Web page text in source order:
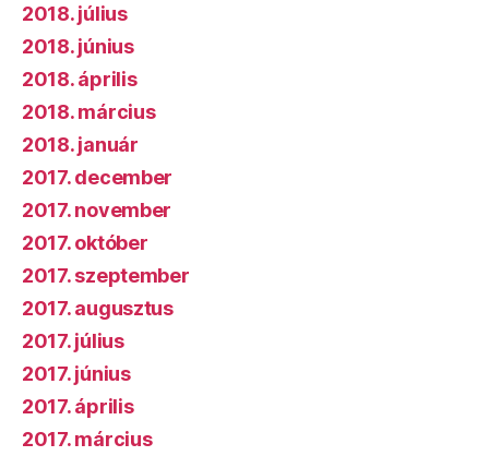
2018. július
2018. június
2018. április
2018. március
2018. január
2017. december
2017. november
2017. október
2017. szeptember
2017. augusztus
2017. július
2017. június
2017. április
2017. március